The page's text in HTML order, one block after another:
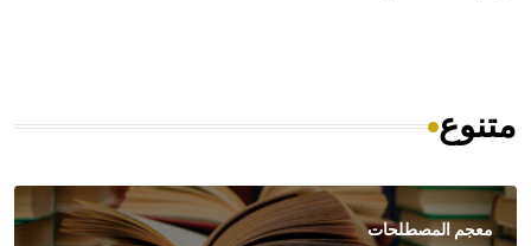
متنوع
معجم المصطلحات